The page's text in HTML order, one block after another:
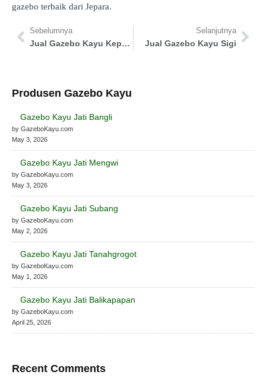
gazebo terbaik dari Jepara.
Sebelumnya
Jual Gazebo Kayu Kepulauan Yapen
Selanjutnya
Jual Gazebo Kayu Sigi
Produsen Gazebo Kayu
Gazebo Kayu Jati Bangli
by GazeboKayu.com
May 3, 2026
Gazebo Kayu Jati Mengwi
by GazeboKayu.com
May 3, 2026
Gazebo Kayu Jati Subang
by GazeboKayu.com
May 2, 2026
Gazebo Kayu Jati Tanahgrogot
by GazeboKayu.com
May 1, 2026
Gazebo Kayu Jati Balikapapan
by GazeboKayu.com
April 25, 2026
Recent Comments